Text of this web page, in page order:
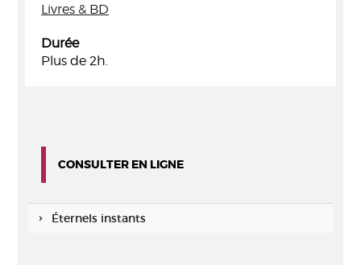
Livres & BD
Durée
Plus de 2h.
CONSULTER EN LIGNE
Éternels instants